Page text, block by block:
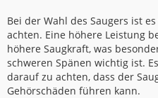
Bei der Wahl des Saugers ist
achten. Eine höhere Leistung
höhere Saugkraft, was
schweren Spänen wichtig ist.
darauf zu achten, dass der
Gehörschäden führen kann.